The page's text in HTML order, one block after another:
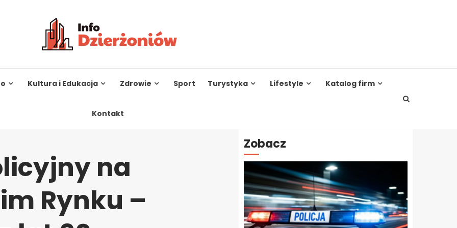
Kultura i Edukacja Zdrowie Sport Turystyka Lifestyle Katalog firm
Kontakt
na
Rynku –
Zobacz